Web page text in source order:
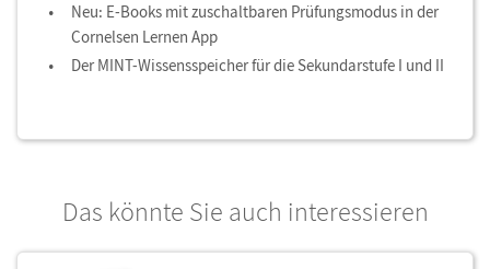
Neu: E-Books mit zuschaltbaren Prüfungsmodus in der
Cornelsen Lernen App
Der MINT-Wissensspeicher für die Sekundarstufe I und II
Das könnte Sie auch interessieren